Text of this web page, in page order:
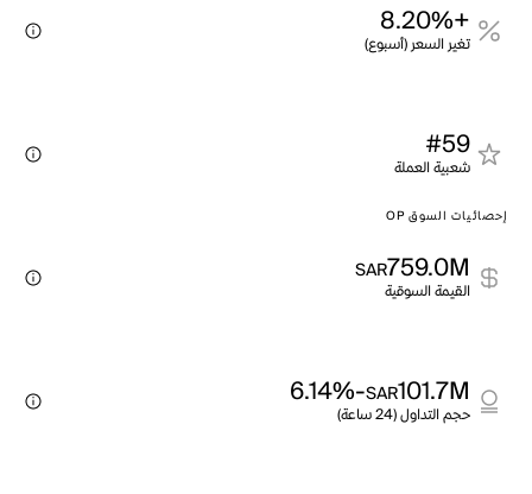
+8.20%
تغير السعر (أسبوع)
#59
شعبية العملة
إحصائيات السوق OP
759.0M
SAR
القيمة السوقية
101.7M
SAR
-6.14%
حجم التداول (24 ساعة)